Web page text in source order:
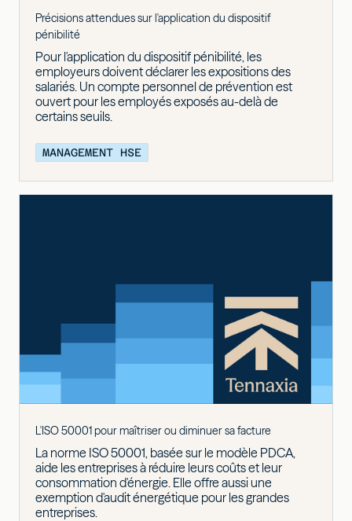
Précisions attendues sur l'application du dispositif
pénibilité
Pour l'application du dispositif pénibilité, les
employeurs doivent déclarer les expositions des
salariés. Un compte personnel de prévention est
ouvert pour les employés exposés au-delà de
certains seuils.
MANAGEMENT HSE
L'ISO 50001 pour maîtriser ou diminuer sa facture
La norme ISO 50001, basée sur le modèle PDCA,
aide les entreprises à réduire leurs coûts et leur
consommation d'énergie. Elle offre aussi une
exemption d'audit énergétique pour les grandes
entreprises.